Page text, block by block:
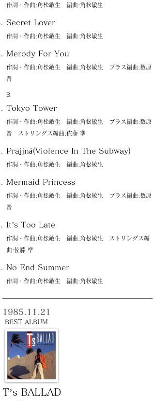
作詞・作曲:角松敏生 編曲:角松敏生
Secret Lover
作詞・作曲:角松敏生 編曲:角松敏生
Merody For You
作詞・作曲:角松敏生 編曲:角松敏生 ブラス編曲:数原
晋
Ｂ
Tokyo Tower
作詞・作曲:角松敏生 編曲:角松敏生 ブラス編曲:数原
晋 ストリングス編曲:佐藤 準
Prajjná(Violence In The Subway)
作詞・作曲:角松敏生 編曲:角松敏生
Mermaid Princess
作詞・作曲:角松敏生 編曲:角松敏生 ブラス編曲:数原
晋
It’s Too Late
作詞・作曲:角松敏生 編曲:角松敏生 ストリングス編
曲:佐藤 準
No End Summer
作詞・作曲:角松敏生 編曲:角松敏生
T’s BALLAD
1985.11.21
BEST ALBUM